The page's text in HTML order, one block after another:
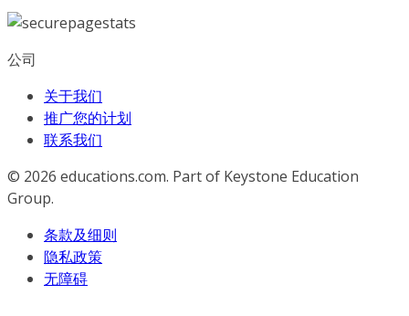
公司
关于我们
推广您的计划
联系我们
© 2026 educations.com. Part of Keystone Education
Group.
条款及细则
隐私政策
无障碍